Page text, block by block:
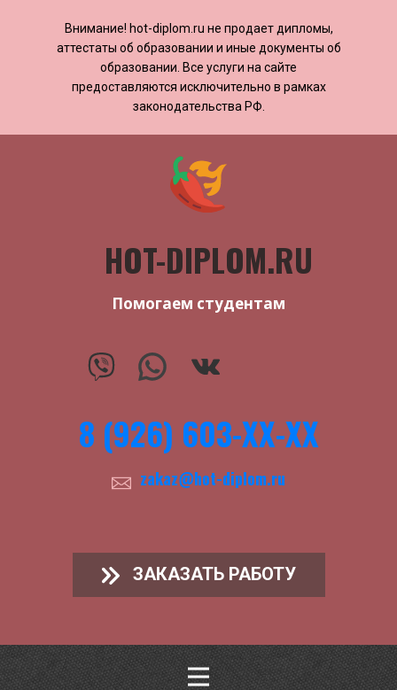
Внимание! ​​​​hot-diplom.ru не продает дипломы,
аттестаты об образовании и иные документы об
образовании. Все услуги на сайте
предоставляются исключительно в рамках
законодательства РФ.
HOT-DIPLOM.RU
Помогаем студентам
8 (926) 603-ХХ-ХХ
zakaz@hot-diplom.ru
ЗАКАЗАТЬ РАБОТУ